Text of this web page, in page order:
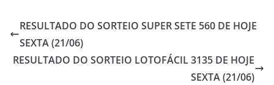
RESULTADO DO SORTEIO SUPER SETE 560 DE HOJE
SEXTA (21/06)
RESULTADO DO SORTEIO LOTOFÁCIL 3135 DE HOJE
SEXTA (21/06)